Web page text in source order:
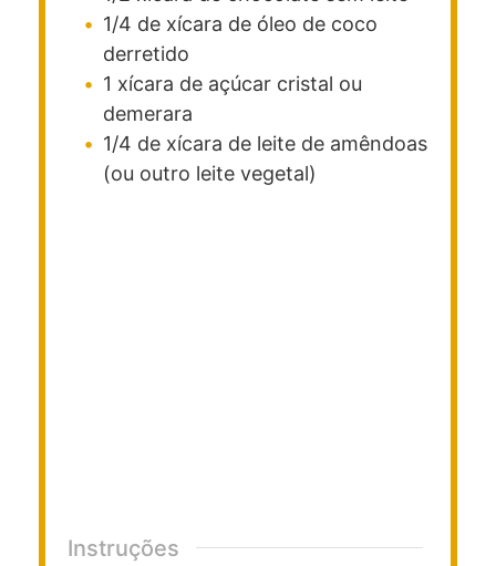
1/4 de xícara de óleo de coco
derretido
1 xícara de açúcar cristal ou
demerara
1/4 de xícara de leite de amêndoas
(ou outro leite vegetal)
Instruções